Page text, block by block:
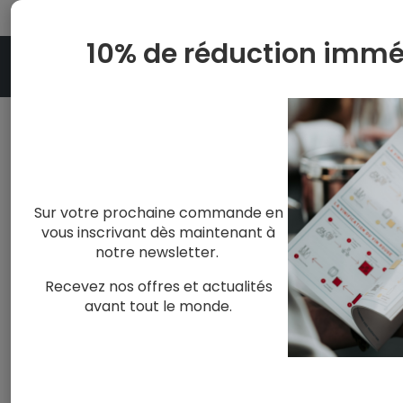
Actu et offres de
Rencontre avec Olivier
ACTU ET OFFRES DE PRODÉGUSTATION DÉGUSTATIONS, VISITES ET
10% de réduction
Sur votre prochaine commande en
vous inscrivant dès maintenant à
notre newsletter.
Recevez nos offres et actualités
avant tout le monde.